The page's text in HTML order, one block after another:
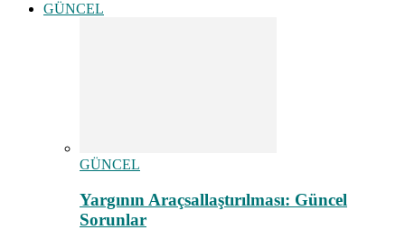
GÜNCEL
GÜNCEL
Yargının Araçsallaştırılması: Güncel
Sorunlar